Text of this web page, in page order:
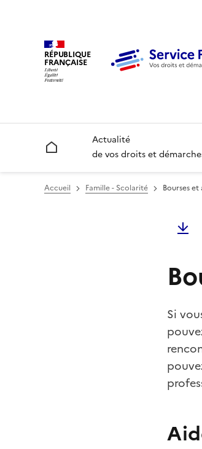
RÉPUBLIQUE
FRANÇAISE
Accueil
Actualité
de vos droits et
Accueil Famille - Scolarité Bourses
Si